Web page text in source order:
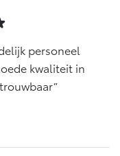
personeel
kwaliteit in